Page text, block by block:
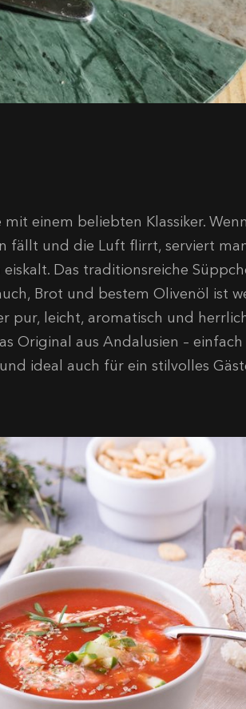
einem beliebten Klassiker. Wenn
fällt und die Luft flirrt, serviert
Das traditionsreiche
Brot und bestem Olivenöl ist
pur, leicht, aromatisch und
Original aus Andalusien –
ideal auch für ein stilvolles